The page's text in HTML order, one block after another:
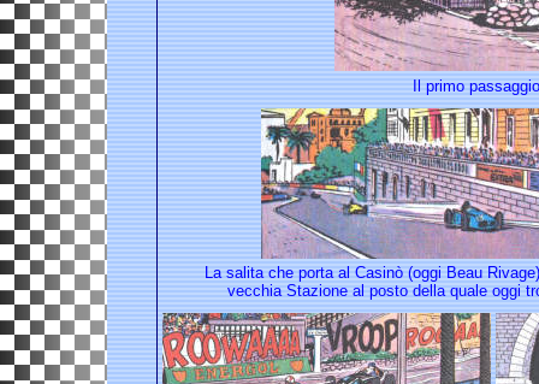
Il primo
La salita che porta al Casinò (oggi Beau
vecchia Stazione al posto della quale oggi